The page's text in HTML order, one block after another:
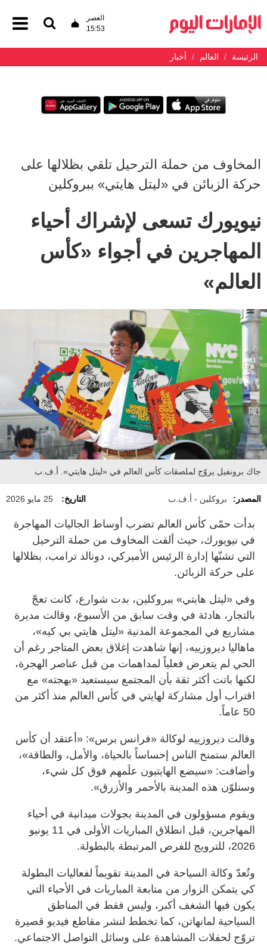
العصر
15:53
الرئيسة العالم أخبار
المخاوف من حملة الترحيل تلقي بظلالها على
حركة الزبائن في «ليتل هايتي» ببروكلين
نيويورك تسعى لإشراك أحياء
المهاجرين في أجواء «كأس
العالم»
جاك برونفيل يروّج لملصقات كأس العالم في «ليتل هايتي». أ.ف.ب
المصدر: بروكلين - أ.ف.ب التاريخ: 25 مايو 2026
بدأت حمّى كأس العالم تضرب أوساط الجاليات المهاجرة
في نيويورك، حيث ألقت المخاوف من حملة الترحيل
التي تشنّها إدارة الرئيس الأميركي، دونالد ترامب، بظلالها
على حركة الزبائن.
وفي «ليتل هايتي» ببروكلين، بدت شوارع، كانت تعجّ
بالتجار، هادئة في وقت سابق من الأسبوع، وقالت مديرة
مشاريع في المجموعة المدنية «ليتل هايتي بي كيه»،
ماهاليا ديروزييه، إنها شاهدت إغلاق بعض المتاجر رغم أن
الحي لم يتعرض فعلياً لمداهمات من قبل عناصر الهجرة،
لكنها باتت أكثر ثقة بأن المجتمع سيستعيد «بهجته» مع
اقتراب أول مشاركة لهايتي في كأس العالم منذ أكثر من
50 عاماً.
وقالت ديروزييه لوكالة «فرانس برس»: «أعتقد أن كأس
العالم ستمنح الناس إحساساً بالحياة، والأمل، والطاقة»،
وأضافت: «سيضع الهايتيون علَمهم فوق كل شيء،
وسنلوّن هذه المدينة بالأحمر والأزرق».
ويقوم مسؤولون في المدينة بجولات ميدانية في أحياء
المهاجرين، قبل انطلاق المباريات الأولى في 11 يونيو
2026، للترويج للفرص المرتبطة بالبطولة.
وتُعدّ وكالة السياحة في المدينة تقويماً لفعاليات البطولة
كي يتمكن الزوار من متابعة المباريات في الأحياء التي
يكون فيها الشغف أكبر، وليس فقط في المناطق
السياحية لمانهاتن، كما تخطط لنشر مقاطع فيديو قصيرة
تروّج لحفلات المشاهدة على وسائل التواصل الاجتماعي.